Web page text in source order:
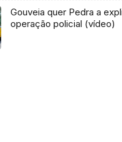
Gouveia quer Pedra a
operação policial (vídeo)